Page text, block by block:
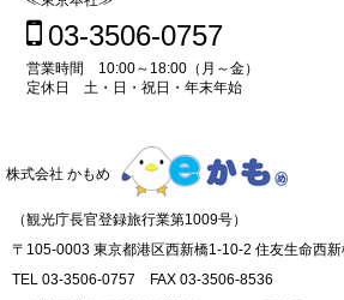
03-3506-0757
営業時間 10:00～18:00（月～金）
定休日 土・日・祝日・年末年始
株式会社 かもめ
（観光庁長官登録旅行業第1009号）
〒105-0003 東京都港区西新橋1-10-2 住友生命西
TEL 03-3506-0757 FAX 03-3506-8536